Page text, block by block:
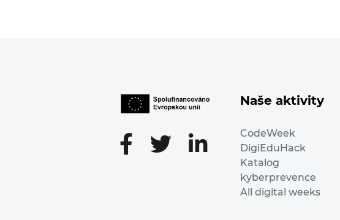
Naše aktivity
CodeWeek
DigiEduHack
Katalog
kyberprevence
All digital weeks